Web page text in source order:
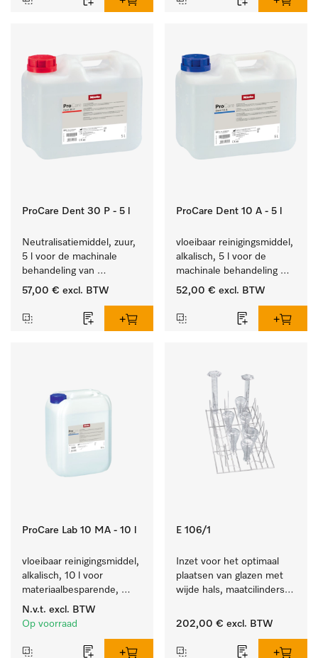
ProCare Dent 30 P - 5 l
Neutralisatiemiddel, zuur,
5 l voor de machinale
behandeling van
tandheelkundige
57,00 € excl. BTW
ProCare Dent 10 A - 5 l
vloeibaar reinigingsmiddel,
alkalisch, 5 l voor de
machinale behandeling
van tandheelkundige
52,00 € excl. BTW
ProCare Lab 10 MA - 10 l
vloeibaar reinigingsmiddel,
alkalisch, 10 l voor
materiaalbesparende,
machinale reiniging van
laboratoriumglasw. en -
N.v.t. excl. BTW
Op voorraad
E 106/1
Inzet voor het optimaal
plaatsen van glazen met
wijde hals, maatcilinders
202,00 € excl. BTW